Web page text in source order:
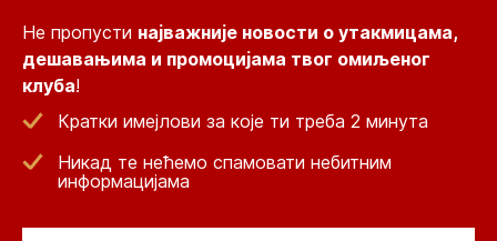
Не пропусти најважније новости о утакмицама,
дешавањима и промоцијама твог омиљеног
клуба!
Кратки имејлови за које ти треба 2 минута
Никад те нећемо спамовати небитним
информацијама